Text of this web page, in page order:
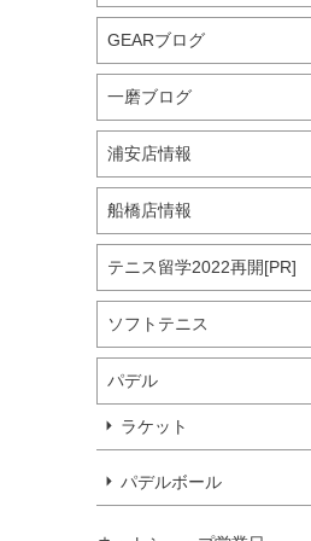
GEARブログ
一磨ブログ
浦安店情報
船橋店情報
テニス留学2022再開[PR]
ソフトテニス
パデル
ラケット
パデルボール